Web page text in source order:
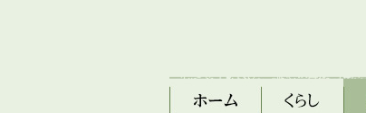
ホーム くらし 防